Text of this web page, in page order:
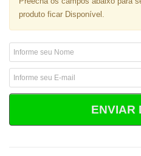
produto ficar Disponível.
ENVIAR